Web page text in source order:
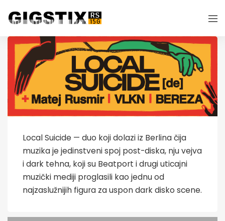
Local Suicide — duo koji dolazi iz Berlina čija
muzika je jedinstveni spoj post-diska, nju vejva
i dark tehna, koji su Beatport i drugi uticajni
muzički mediji proglasili kao jednu od
najzaslužnijih figura za uspon dark disko scene.